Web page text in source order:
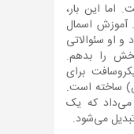
اما این بار،
آموزش اسمال
او سئوالاتی
را بدهم.
برای
ساخته است.
می‌داد که یک
تبدیل می‌شود.